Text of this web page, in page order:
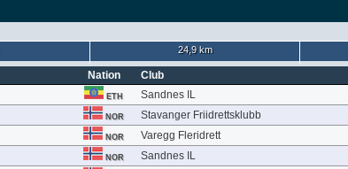
24,9 km
Nation Club
ETH Sandnes IL
NOR Stavanger Friidrettsklubb
NOR Varegg Fleridrett
NOR Sandnes IL